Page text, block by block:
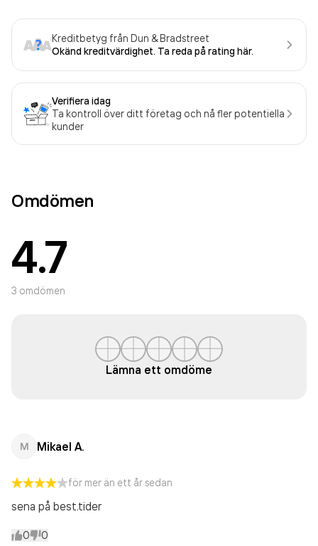
Kreditbetyg från Dun & Bradstreet
Okänd kreditvärdighet. Ta reda på rating här.
Verifiera idag
Ta kontroll över ditt företag och nå fler potentiella
kunder
Omdömen
4.7
3 omdömen
Lämna ett omdöme
M Mikael A.
för mer än ett år sedan
sena på best.tider
0 0